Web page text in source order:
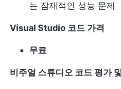
는 잠재적인 성능 문제
Visual Studio 코드 가격
무료
비주얼 스튜디오 코드 평가